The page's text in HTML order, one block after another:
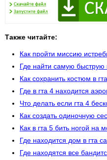
Также читайте:
Как пройти миссию
Где найти самую быструю
Как сохранить костюм в
Где в гта 4 находится
Что делать если гта 4
Как создать одиночную
Как в гта 5 бить ногой на
Где находится дом в гта
Где находятся все